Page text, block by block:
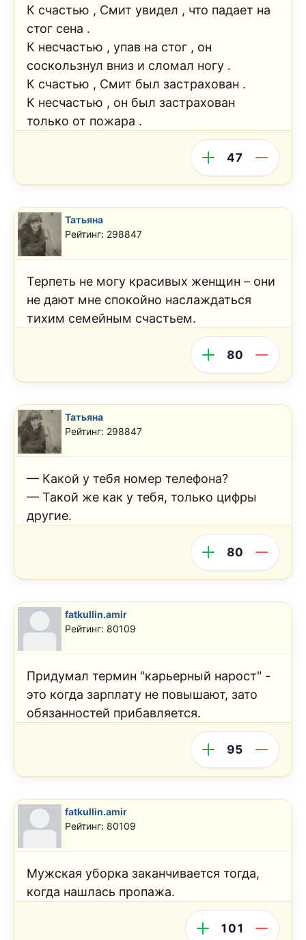
К счастью , Смит увидел , что падает на
стог сена .
К несчастью , упав на стог , он
соскользнул вниз и сломал ногу .
К счастью , Смит был застрахован .
К несчастью , он был застрахован
только от пожара .
47
Татьяна
Рейтинг: 298847
Терпеть не могу красивых женщин – они
не дают мне спокойно наслаждаться
тихим семейным счастьем.
80
Татьяна
Рейтинг: 298847
— Какой у тебя номер телефона?
— Такой же как у тебя, только цифры
другие.
80
fatkullin.amir
Рейтинг: 80109
Придумал термин "карьерный нарост" -
это когда зарплату не повышают, зато
обязанностей прибавляется.
95
fatkullin.amir
Рейтинг: 80109
Мужская уборка заканчивается тогда,
когда нашлась пропажа.
101